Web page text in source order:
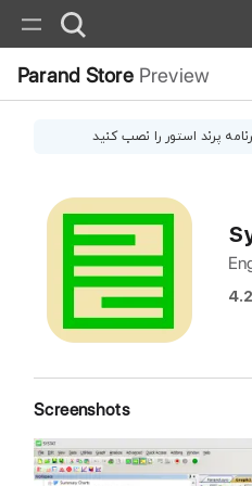
Parand Store Preview
پرند استور را نصب کنید
4.2
Screenshots